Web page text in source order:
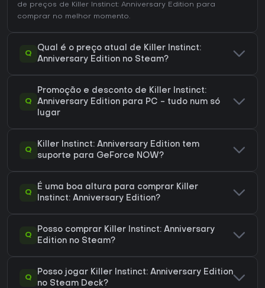
de preços de Killer Instinct: Anniversary Edition para
comprar no melhor momento.
Q
Qual é o preço atual de Killer Instinct:
Anniversary Edition no Steam?
Q
Promoção e desconto de Killer Instinct:
Anniversary Edition para PC - tudo num só
lugar
Q
Killer Instinct: Anniversary Edition tem
suporte para GeForce NOW?
Q
É uma boa altura para comprar Killer
Instinct: Anniversary Edition?
Q
Posso comprar Killer Instinct: Anniversary
Edition no Steam?
Q
Posso jogar Killer Instinct: Anniversary Edition
no Steam Deck?